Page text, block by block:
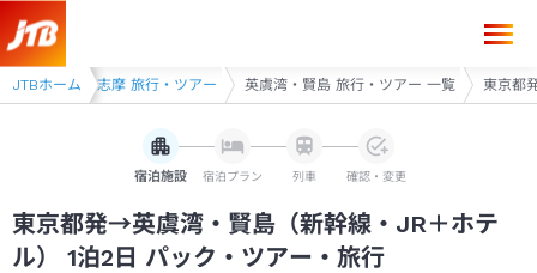
JTBホーム
・ツアー 志摩 旅行・ツアー 英虞湾・賢島 旅行・ツアー 一覧 東京都
宿泊施設 宿泊プラン 列車 確認・変更
東京都発→英虞湾・賢島（新幹線・JR＋ホテ
ル） 1泊2日 パック・ツアー・旅行